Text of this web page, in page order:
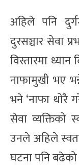
अहिले पनि
दुरसञ्चार सेवा
विस्तारमा
नाफामुखी भए
भने ‘नाफा थोरै
सेवा व्यक्तिको
उनले अहिले
घटना पनि बढेको